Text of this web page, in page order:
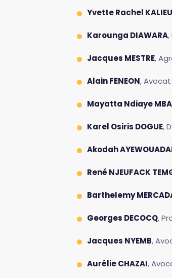
Yvette Rachel
Karounga DIAWARA,
Jacques MESTRE,
Alain FENEON,
Mayatta Ndiaye
Karel Osiris DOGUE,
Akodah
René NJEUFACK
Barthelemy
Georges DECOCQ,
Jacques NYEMB,
Aurélie CHAZAI,